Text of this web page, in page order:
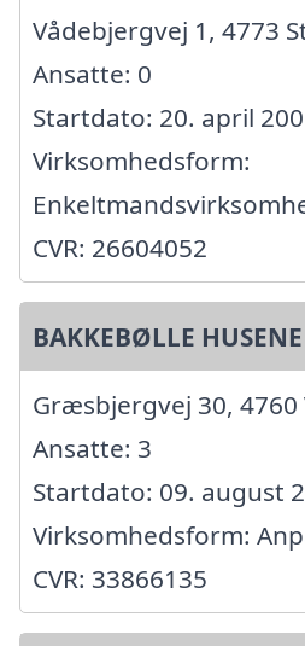
Vådebjergvej 1, 4773
Ansatte: 0
Startdato: 20. april
Virksomhedsform:
CVR: 26604052
BAKKEBØLLE
Græsbjergvej 30,
Ansatte: 3
Startdato: 09. august
Virksomhedsform:
CVR: 33866135